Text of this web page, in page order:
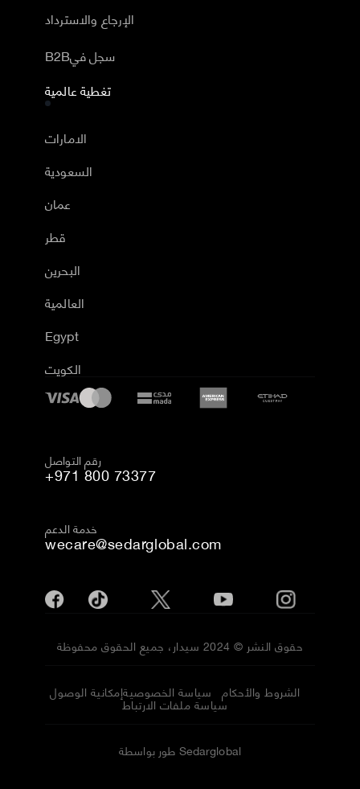
الإرجاع والاسترداد
B2Bسجل في
تغطية عالمية
الامارات
السعودية
عمان
قطر
البحرين
العالمية
Egypt
الكويت
رقم التواصل
+971 800 73377
خدمة الدعم
wecare@sedarglobal.com
حقوق النشر © 2024 سيدار، جميع الحقوق محفوظة
إمكانية الوصولسياسة الخصوصية الشروط والأحكام
سياسة ملفات الارتباط
طور بواسطة Sedarglobal